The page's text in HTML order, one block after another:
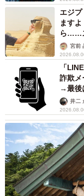
エジプ
ます
ら……
カモ代
宮前
「
詐欺
→最後
提」の
井二